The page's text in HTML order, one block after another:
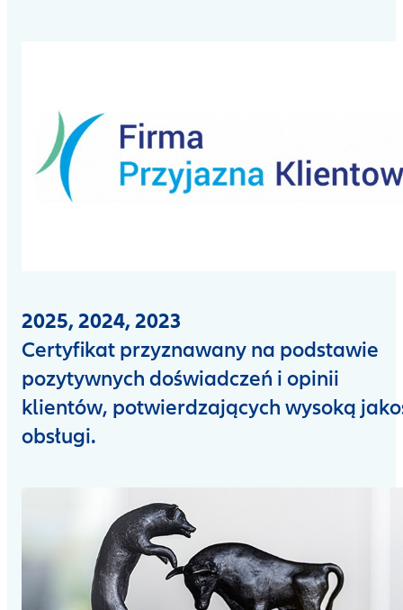
2025, 2024, 2023
Certyfikat przyznawany na podstawie
pozytywnych doświadczeń i opinii
klientów, potwierdzających wysoką
obsługi.